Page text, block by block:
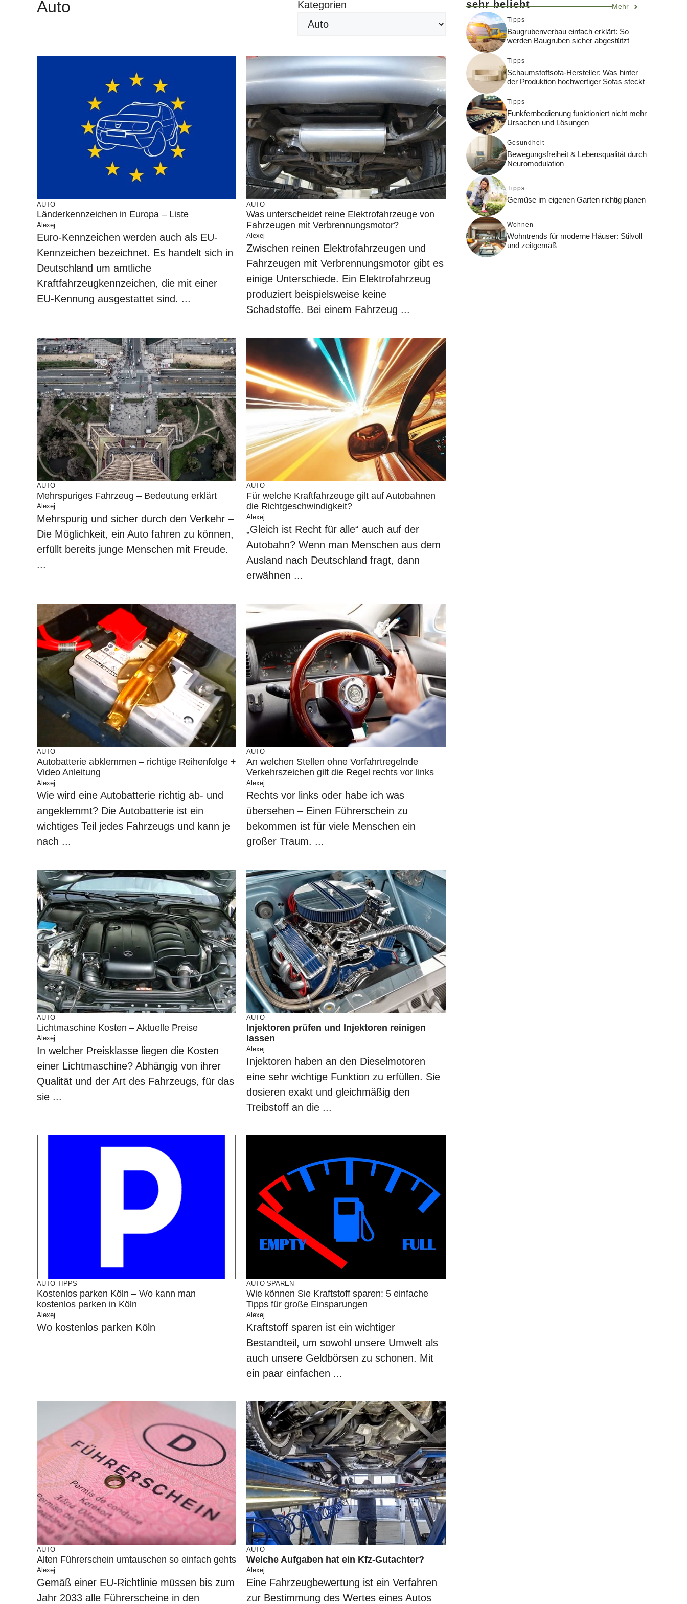
Auto Kategorien
AUTO
Länderkennzeichen in Europa – Liste
Alexej
Euro-Kennzeichen werden auch als EU-
Kennzeichen bezeichnet. Es handelt sich in
Deutschland um amtliche
Kraftfahrzeugkennzeichen, die mit einer
EU-Kennung ausgestattet sind. ...
AUTO
Was unterscheidet reine Elektrofahrzeuge von
Fahrzeugen mit Verbrennungsmotor?
Alexej
Zwischen reinen Elektrofahrzeugen und
Fahrzeugen mit Verbrennungsmotor gibt es
einige Unterschiede. Ein Elektrofahrzeug
produziert beispielsweise keine
Schadstoffe. Bei einem Fahrzeug ...
AUTO
Mehrspuriges Fahrzeug – Bedeutung erklärt
Alexej
Mehrspurig und sicher durch den Verkehr –
Die Möglichkeit, ein Auto fahren zu können,
erfüllt bereits junge Menschen mit Freude.
...
AUTO
Für welche Kraftfahrzeuge gilt auf Autobahnen
die Richtgeschwindigkeit?
Alexej
„Gleich ist Recht für alle“ auch auf der
Autobahn? Wenn man Menschen aus dem
Ausland nach Deutschland fragt, dann
erwähnen ...
AUTO
Autobatterie abklemmen – richtige Reihenfolge +
Video Anleitung
Alexej
Wie wird eine Autobatterie richtig ab- und
angeklemmt? Die Autobatterie ist ein
wichtiges Teil jedes Fahrzeugs und kann je
nach ...
AUTO
An welchen Stellen ohne Vorfahrtregelnde
Verkehrszeichen gilt die Regel rechts vor links
Alexej
Rechts vor links oder habe ich was
übersehen – Einen Führerschein zu
bekommen ist für viele Menschen ein
großer Traum. ...
AUTO
Lichtmaschine Kosten – Aktuelle Preise
Alexej
In welcher Preisklasse liegen die Kosten
einer Lichtmaschine? Abhängig von ihrer
Qualität und der Art des Fahrzeugs, für das
sie ...
AUTO
Injektoren prüfen und Injektoren reinigen
lassen
Alexej
Injektoren haben an den Dieselmotoren
eine sehr wichtige Funktion zu erfüllen. Sie
dosieren exakt und gleichmäßig den
Treibstoff an die ...
AUTO TIPPS
Kostenlos parken Köln – Wo kann man
kostenlos parken in Köln
Alexej
Wo kostenlos parken Köln
AUTO SPAREN
Wie können Sie Kraftstoff sparen: 5 einfache
Tipps für große Einsparungen
Alexej
Kraftstoff sparen ist ein wichtiger
Bestandteil, um sowohl unsere Umwelt als
auch unsere Geldbörsen zu schonen. Mit
ein paar einfachen ...
AUTO
Alten Führerschein umtauschen so einfach gehts
Alexej
Gemäß einer EU-Richtlinie müssen bis zum
Jahr 2033 alle Führerscheine in den
AUTO
Welche Aufgaben hat ein Kfz-Gutachter?
Alexej
Eine Fahrzeugbewertung ist ein Verfahren
zur Bestimmung des Wertes eines Autos
sehr beliebt Mehr
Tipps
Baugrubenverbau einfach erklärt: So
werden Baugruben sicher abgestützt
Tipps
Schaumstoffsofa-Hersteller: Was hinter
der Produktion hochwertiger Sofas steckt
Tipps
Funkfernbedienung funktioniert nicht mehr
Ursachen und Lösungen
Gesundheit
Bewegungsfreiheit & Lebensqualität durch
Neuromodulation
Tipps
Gemüse im eigenen Garten richtig planen
Wohnen
Wohntrends für moderne Häuser: Stilvoll
und zeitgemäß